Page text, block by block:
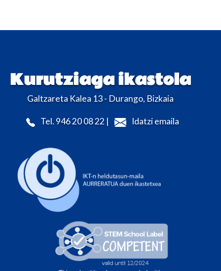
Kurutziaga ikastola
Galtzareta Kalea 13 - Durango, Bizkaia
Tel. 946 20 08 22 | Idatzi emaila